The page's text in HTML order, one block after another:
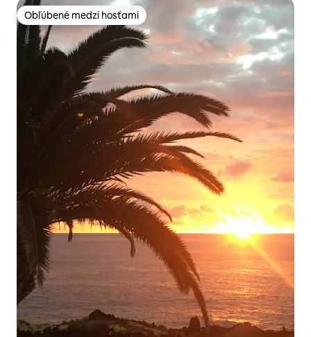
Obľúbené medzi hosťami
Obľúbené medzi hosťami